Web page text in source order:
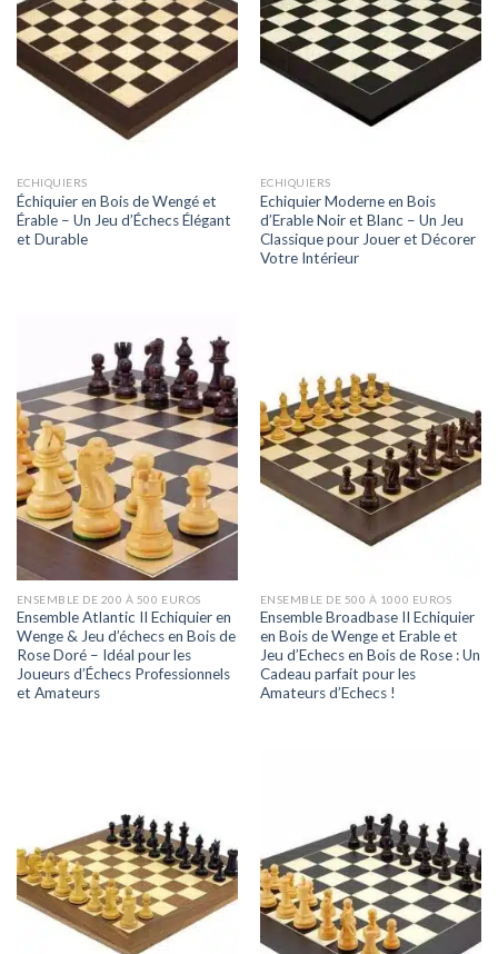
ECHIQUIERS
Échiquier en Bois de Wengé et
Érable – Un Jeu d’Échecs Élégant
et Durable
ECHIQUIERS
Echiquier Moderne en Bois
d’Erable Noir et Blanc – Un Jeu
Classique pour Jouer et Décorer
Votre Intérieur
ENSEMBLE DE 200 À 500 EUROS
Ensemble Atlantic II Echiquier en
Wenge & Jeu d’échecs en Bois de
Rose Doré – Idéal pour les
Joueurs d’Échecs Professionnels
et Amateurs
ENSEMBLE DE 500 À 1000 EUROS
Ensemble Broadbase II Echiquier
en Bois de Wenge et Erable et
Jeu d’Echecs en Bois de Rose : Un
Cadeau parfait pour les
Amateurs d’Echecs !